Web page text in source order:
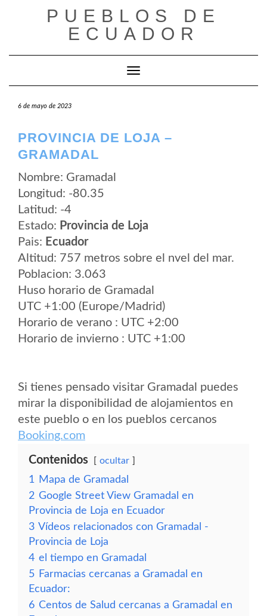
PUEBLOS DE
ECUADOR
Cambiar modo de navegación
6 de mayo de 2023
PROVINCIA DE LOJA –
GRAMADAL
Nombre: Gramadal
Longitud: -80.35
Latitud: -4
Estado: Provincia de Loja
Pais: Ecuador
Altitud: 757 metros sobre el nvel del mar.
Poblacion: 3.063
Huso horario de Gramadal
UTC +1:00 (Europe/Madrid)
Horario de verano : UTC +2:00
Horario de invierno : UTC +1:00
Si tienes pensado visitar Gramadal puedes
mirar la disponibilidad de alojamientos en
este pueblo o en los pueblos cercanos
Booking.com
Contenidos ocultar
1
Mapa de Gramadal
2 Google Street View Gramadal en
Provincia de Loja en Ecuador
3 Vídeos relacionados con Gramadal -
Provincia de Loja
4 el tiempo en Gramadal
5 Farmacias cercanas a Gramadal en
Ecuador:
6 Centos de Salud cercanas a Gramadal en